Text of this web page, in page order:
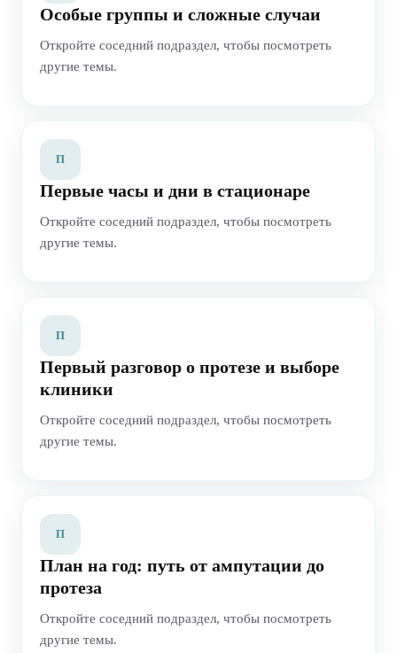
Особые группы и сложные случаи
Откройте соседний подраздел, чтобы посмотреть
другие темы.
П
Первые часы и дни в стационаре
Откройте соседний подраздел, чтобы посмотреть
другие темы.
П
Первый разговор о протезе и выборе
клиники
Откройте соседний подраздел, чтобы посмотреть
другие темы.
П
План на год: путь от ампутации до
протеза
Откройте соседний подраздел, чтобы посмотреть
другие темы.